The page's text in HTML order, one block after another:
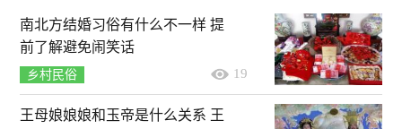
南北方结婚习俗有什么不一样 提
前了解避免闹笑话
乡村民俗 19
王母娘娘娘和玉帝是什么关系 王